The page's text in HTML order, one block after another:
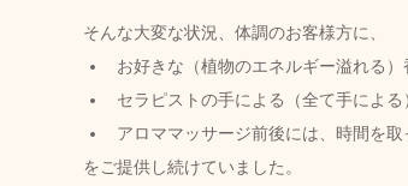
そんな大変な状況、体調のお客様方に、
お好きな（植物のエネルギー溢れる）
セラピストの手による（全て手によ
アロママッサージ前後には、時間を
をご提供し続けていました。